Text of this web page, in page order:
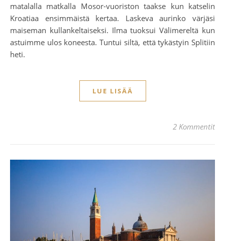
matalalla matkalla Mosor-vuoriston taakse kun katselin
Kroatiaa ensimmäistä kertaa. Laskeva aurinko värjäsi
maiseman kullankeltaiseksi. Ilma tuoksui Välimereltä kun
astuimme ulos koneesta. Tuntui siltä, että tykästyin Splitiin
heti.
LUE LISÄÄ
2 Kommentit